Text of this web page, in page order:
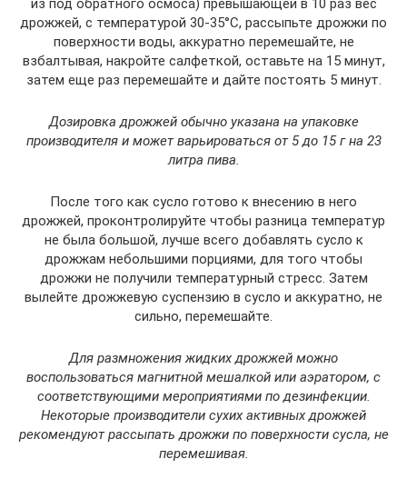
дрожжей, с температурой 30-35°С, рассыпьте дрожжи по
поверхности воды, аккуратно перемешайте, не
взбалтывая, накройте салфеткой, оставьте на 15 минут,
затем еще раз перемешайте и дайте постоять 5 минут.
Дозировка дрожжей обычно указана на упаковке
производителя и может варьироваться от 5 до 15 г на 23
литра пива.
После того как сусло готово к внесению в него
дрожжей, проконтролируйте чтобы разница температур
не была большой, лучше всего добавлять сусло к
дрожжам небольшими порциями, для того чтобы
дрожжи не получили температурный стресс. Затем
вылейте дрожжевую суспензию в сусло и аккуратно, не
сильно, перемешайте.
Для размножения жидких дрожжей можно
воспользоваться магнитной мешалкой или аэратором, с
соответствующими мероприятиями по дезинфекции.
Некоторые производители сухих активных дрожжей
рекомендуют рассыпать дрожжи по поверхности сусла, не
перемешивая.